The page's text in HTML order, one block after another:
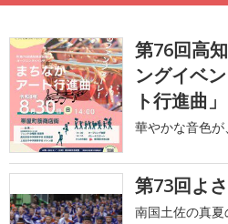
第76回高
ングイベ
ト行進曲」
華やかな音色
第73回よ
南国土佐の真